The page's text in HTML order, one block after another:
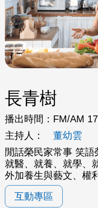
長青樹
播出時間： FM/AM
主持人：
董幼雲
閒話榮民家常事 笑
就醫、就養、就學、
外加養生與藝文、權
互動專區